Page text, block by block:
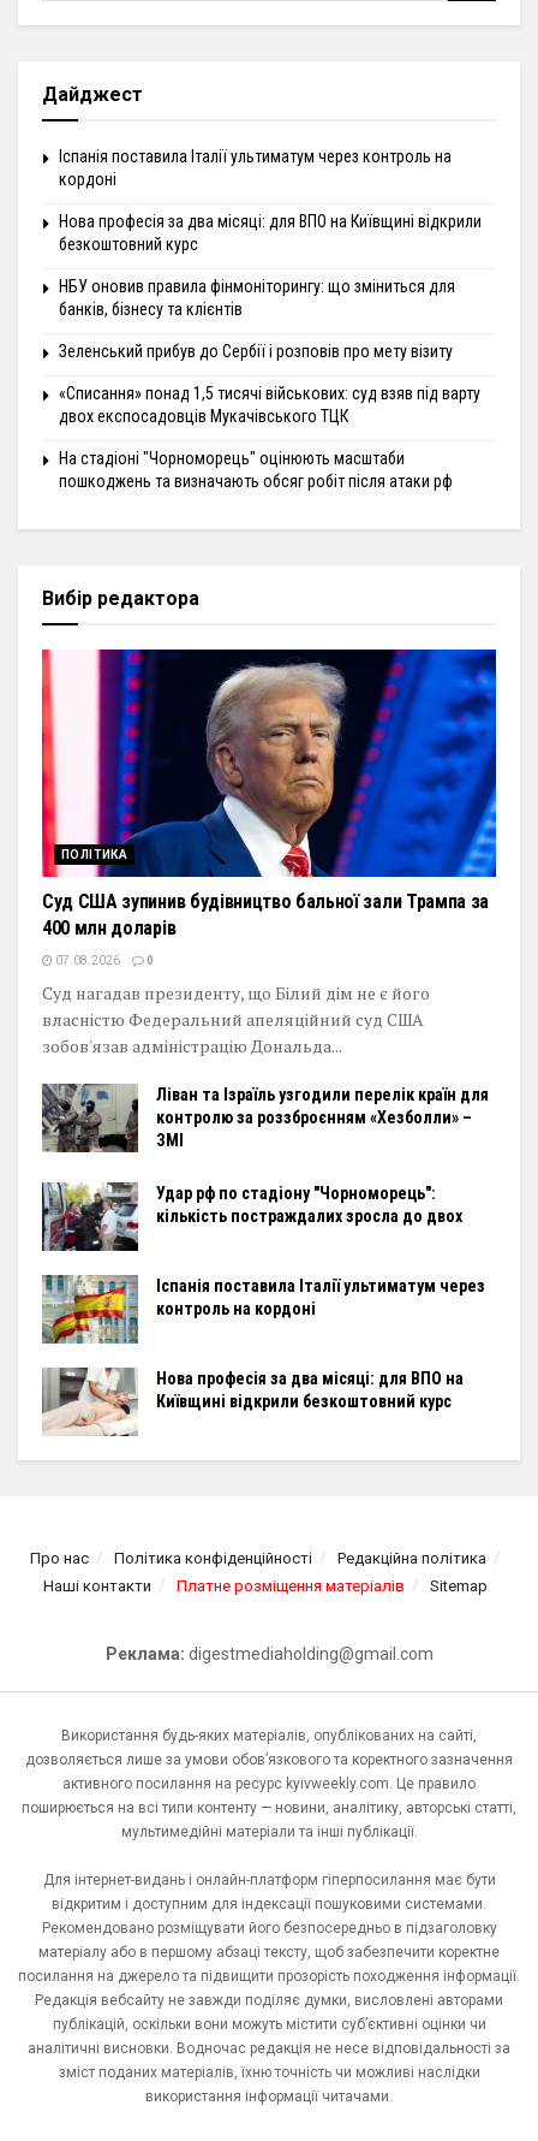
Дайджест
Іспанія поставила Італії ультиматум через контроль на
кордоні
Нова професія за два місяці: для ВПО на Київщині відкрили
безкоштовний курс
НБУ оновив правила фінмоніторингу: що зміниться для
банків, бізнесу та клієнтів
Зеленський прибув до Сербії і розповів про мету візиту
«Списання» понад 1,5 тисячі військових: суд взяв під варту
двох експосадовців Мукачівського ТЦК
На стадіоні "Чорноморець" оцінюють масштаби
пошкоджень та визначають обсяг робіт після атаки рф
Вибір редактора
ПОЛІТИКА
Суд США зупинив будівництво бальної зали Трампа за
400 млн доларів
07.08.2026 0
Суд нагадав президенту, що Білий дім не є його
власністю Федеральний апеляційний суд США
зобов'язав адміністрацію Дональда...
Ліван та Ізраїль узгодили перелік країн для
контролю за роззброєнням «Хезболли» –
ЗМІ
Удар рф по стадіону "Чорноморець":
кількість постраждалих зросла до двох
Іспанія поставила Італії ультиматум через
контроль на кордоні
Нова професія за два місяці: для ВПО на
Київщині відкрили безкоштовний курс
Про нас Політика конфіденційності
Редакційна політика
Наші контакти
Платне розміщення матеріалів Sitemap
Реклама: digestmediaholding@gmail.com
Використання будь-яких матеріалів, опублікованих на сайті,
дозволяється лише за умови обов’язкового та коректного зазначення
активного посилання на ресурс kyivweekly.com. Це правило
поширюється на всі типи контенту — новини, аналітику, авторські статті,
мультимедійні матеріали та інші публікації.
Для інтернет-видань і онлайн-платформ гіперпосилання має бути
відкритим і доступним для індексації пошуковими системами.
Рекомендовано розміщувати його безпосередньо в підзаголовку
матеріалу або в першому абзаці тексту, щоб забезпечити коректне
посилання на джерело та підвищити прозорість походження інформації.
Редакція вебсайту не завжди поділяє думки, висловлені авторами
публікацій, оскільки вони можуть містити суб’єктивні оцінки чи
аналітичні висновки. Водночас редакція не несе відповідальності за
зміст поданих матеріалів, їхню точність чи можливі наслідки
використання інформації читачами.